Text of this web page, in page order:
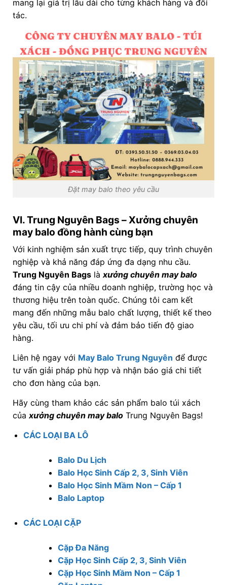
mang lại giá trị lâu dài cho từng khách hàng và đối
tác.
Đặt may balo theo yêu cầu
VI.Trung Nguyên Bags – Xưởng chuyên
may balo đồng hành cùng bạn
Với kinh nghiệm sản xuất trực tiếp, quy trình chuyên
nghiệp và khả năng đáp ứng đa dạng nhu cầu.
Trung Nguyên Bagslà xưởng chuyên may balo
đáng tin cậy của nhiều doanh nghiệp, trường học và
thương hiệu trên toàn quốc. Chúng tôi cam kết
mang đến những mẫu balo chất lượng, thiết kế theo
yêu cầu, tối ưu chi phí và đảm bảo tiến độ giao
hàng.
Liên hệ ngay với May Balo Trung Nguyên để được
tư vấn giải pháp phù hợp và nhận báo giá chi tiết
cho đơn hàng của bạn.
Hãy cùng tham khảo các sản phẩm balo túi xách
của xưởng chuyên may baloTrung Nguyên Bags!
CÁC LOẠI BA LÔ
Balo Du Lịch
Balo Học Sinh Cấp 2, 3, Sinh Viên
Balo Học Sinh Mầm Non – Cấp 1
Balo Laptop
CÁC LOẠI CẶP
Cặp Đa Năng
Cặp Học Sinh Cấp 2, 3, Sinh Viên
Cặp Học Sinh Mầm Non – Cấp 1